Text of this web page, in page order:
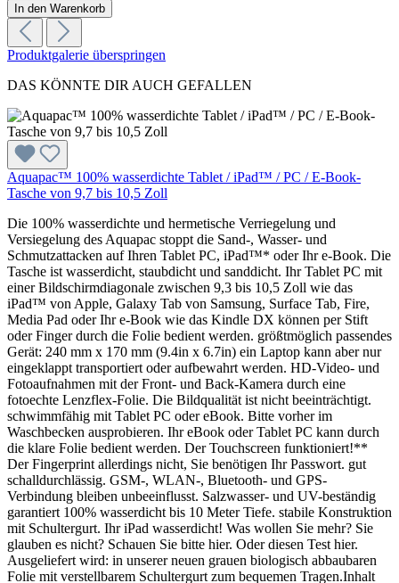
In den Warenkorb
Produktgalerie überspringen
DAS KÖNNTE DIR AUCH GEFALLEN
Aquapac™ 100% wasserdichte Tablet / iPad™ / PC / E-Book-
Tasche von 9,7 bis 10,5 Zoll
Die 100% wasserdichte und hermetische Verriegelung und
Versiegelung des Aquapac stoppt die Sand-, Wasser- und
Schmutzattacken auf Ihren Tablet PC, iPad™* oder Ihr e-Book. Die
Tasche ist wasserdicht, staubdicht und sanddicht. Ihr Tablet PC mit
einer Bildschirmdiagonale zwischen 9,3 bis 10,5 Zoll wie das
iPad™ von Apple, Galaxy Tab von Samsung, Surface Tab, Fire,
Media Pad oder Ihr e-Book wie das Kindle DX können per Stift
oder Finger durch die Folie bedient werden. größtmöglich passendes
Gerät: 240 mm x 170 mm (9.4in x 6.7in) ein Laptop kann aber nur
eingeklappt transportiert oder aufbewahrt werden. HD-Video- und
Fotoaufnahmen mit der Front- und Back-Kamera durch eine
fotoechte Lenzflex-Folie. Die Bildqualität ist nicht beeinträchtigt.
schwimmfähig mit Tablet PC oder eBook. Bitte vorher im
Waschbecken ausprobieren. Ihr eBook oder Tablet PC kann durch
die klare Folie bedient werden. Der Touchscreen funktioniert!**
Der Fingerprint allerdings nicht, Sie benötigen Ihr Passwort. gut
schalldurchlässig. GSM-, WLAN-, Bluetooth- und GPS-
Verbindung bleiben unbeeinflusst. Salzwasser- und UV-beständig
garantiert 100% wasserdicht bis 10 Meter Tiefe. stabile Konstruktion
mit Schultergurt. Ihr iPad wasserdicht! Was wollen Sie mehr? Sie
glauben es nicht? Schauen Sie bitte hier. Oder diesen Test hier.
Ausgeliefert wird: in unserer neuen grauen biologisch abbaubaren
Folie mit verstellbarem Schultergurt zum bequemen Tragen.Inhalt